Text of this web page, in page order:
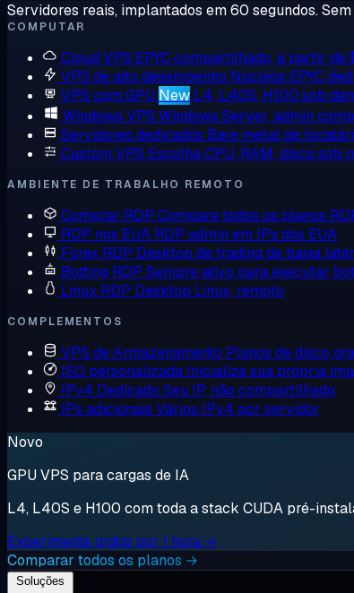
Servidores reais, implantados em 60 segundos.
COMPUTAR
Cloud VPS EPYC compartilhado, a partir
VPS de alto desempenho Núcleos EPYC
VPS com GPU New L4, L40S, H100 sob
Windows VPS Windows Server, admin
Servidores dedicados Bare metal de
Custom VPS Escolha CPU, RAM, disco sob
AMBIENTE DE TRABALHO REMOTO
Comprar RDP Compare todos os planos
RDP nos EUA RDP admin em IPs dos EUA
Forex RDP Desktop de trading de baixa
Botting RDP Sempre ativo para executar
Linux RDP Desktop Linux, remoto
COMPLEMENTOS
VPS de Armazenamento Planos de disco
ISO personalizada Inicialize sua própria
IPv4 Dedicado Seu IP, não compartilhado
IPs adicionais Vários IPv4 por servidor
Novo
GPU VPS para cargas de IA
L4, L40S e H100 com toda a stack CUDA pré-
Experimente grátis por 1 hora →
Comparar todos os planos →